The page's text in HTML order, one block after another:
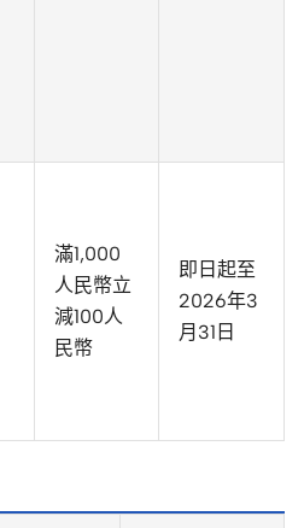
滿1,000
人民幣立
減100人
民幣
即日起至
2026年3
月31日